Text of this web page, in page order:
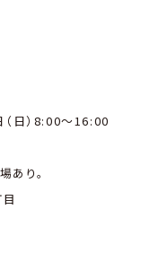
日）8:00〜16:00
あり。